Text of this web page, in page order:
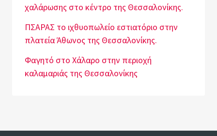
χαλάρωσης στο κέντρο της Θεσσαλονίκης.
ΠΣΑΡΑΣ το ιχθυοπωλείο εστιατόριο στην
πλατεία Άθωνος της Θεσσαλονίκης.
Φαγητό στο Χάλαρο στην περιοχή
καλαμαριάς της Θεσσαλονίκης